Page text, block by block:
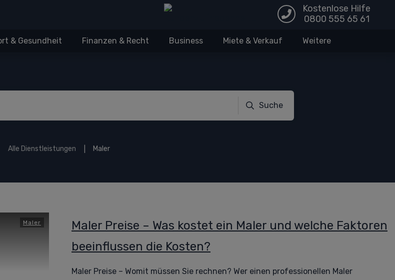
Kostenlose Hilfe
0800 555 65 61
& Gesundheit Finanzen & Recht Business Miete & Verkauf Weitere
Suche
Alle Dienstleistungen Maler
Maler
Maler Preise – Was kostet ein Maler und welche Faktoren
beeinflussen die Kosten?
Maler Preise – Womit müssen Sie rechnen? Wer einen professionellen Maler